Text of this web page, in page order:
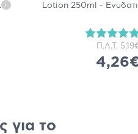
i
Lotion 250ml -
Π.Λ.Τ.
για το